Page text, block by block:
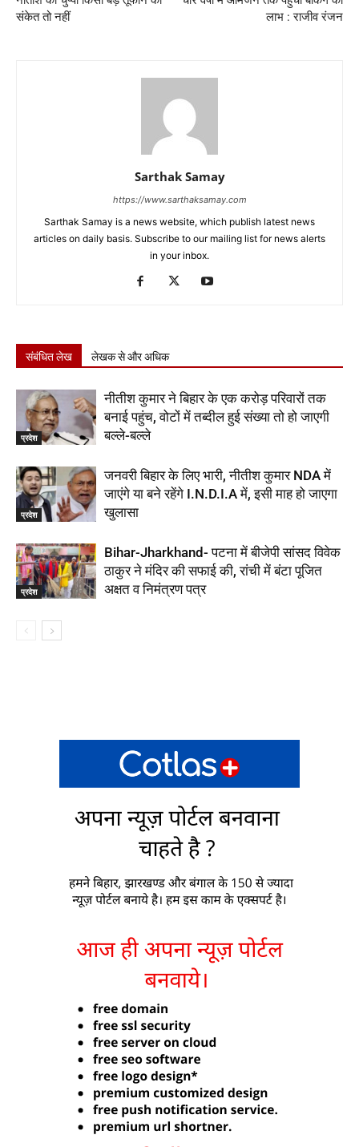
संकेत तो नहीं
लाभ : राजीव रंजन
Sarthak Samay
https://www.sarthaksamay.com
Sarthak Samay is a news website, which publish latest news
articles on daily basis. Subscribe to our mailing list for news alerts
in your inbox.
संबंधित लेख लेखक से और अधिक
प्रदेश
नीतीश कुमार ने बिहार के एक करोड़ परिवारों तक
बनाई पहुंच, वोटों में तब्दील हुई संख्या तो हो जाएगी
बल्ले-बल्ले
प्रदेश
जनवरी बिहार के लिए भारी, नीतीश कुमार NDA में
जाएंगे या बने रहेंगे I.N.D.I.A में, इसी माह हो जाएगा
खुलासा
प्रदेश
Bihar-Jharkhand- पटना में बीजेपी सांसद विवेक
ठाकुर ने मंदिर की सफाई की, रांची में बंटा पूजित
अक्षत व निमंत्रण पत्र